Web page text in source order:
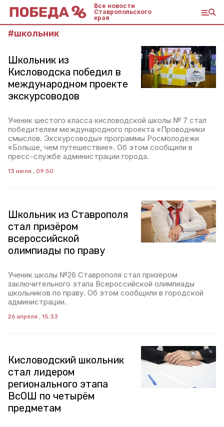
Все новости
Ставропольского
края
#школьник
Школьник из
Кисловодска победил в
международном проекте
экскурсоводов
Ученик шестого класса кисловодской школы № 7 стал
победителем международного проекта «Проводники
смыслов. Экскурсоводы» программы Росмолодёжи
«Больше, чем путешествие». Об этом сообщили в
пресс-службе администрации города.
13 июля , 09:50
Школьник из Ставрополя
стал призёром
всероссийской
олимпиады по праву
Ученик школы №26 Ставрополя стал призёром
заключительного этапа Всероссийской олимпиады
школьников по праву. Об этом сообщили в городской
администрации.
26 апреля , 15:33
Кисловодский школьник
стал лидером
регионального этапа
ВсОШ по четырём
предметам